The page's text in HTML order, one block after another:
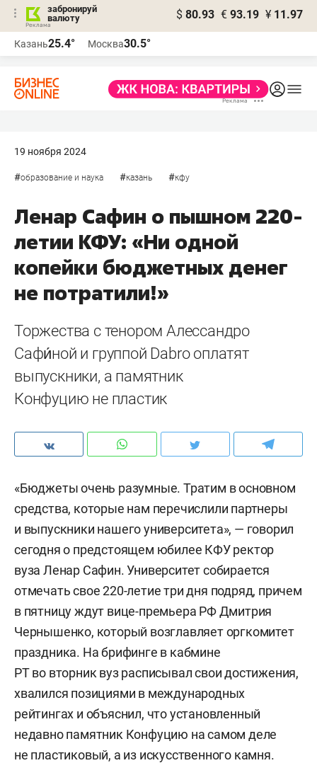
забронируй
валюту
$ 80.93 € 93.19 ¥ 11.97
Казань25.4° Москва30.5°
19 ноября 2024
#образование и наука #казань #кфу
Ленар Сафин о пышном 220-
летии КФУ: «Ни одной
копейки бюджетных денег
не потратили!»
Торжества с тенором Алессандро
Сафи́ной и группой Dabro оплатят
выпускники, а памятник
Конфуцию не пластик
«Бюджеты очень разумные. Тратим в основном
средства, которые нам перечислили партнеры
и выпускники нашего университета», — говорил
сегодня о предстоящем юбилее КФУ ректор
вуза Ленар Сафин. Университет собирается
отмечать свое 220-летие три дня подряд, причем
в пятницу ждут вице-премьера РФ Дмитрия
Чернышенко, который возглавляет оргкомитет
праздника. На брифинге в кабмине
РТ во вторник вуз расписывал свои достижения,
хвалился позициями в международных
рейтингах и объяснил, что установленный
недавно памятник Конфуцию на самом деле
не пластиковый, а из искусственного камня.